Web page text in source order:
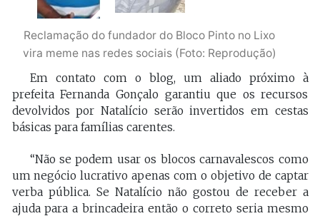
Reclamação do fundador do Bloco Pinto no Lixo
vira meme nas redes sociais (Foto: Reprodução)
Em contato com o blog, um aliado próximo à
prefeita Fernanda Gonçalo garantiu que os recursos
devolvidos por Natalício serão invertidos em cestas
básicas para famílias carentes.
“Não se podem usar os blocos carnavalescos como
um negócio lucrativo apenas com o objetivo de captar
verba pública. Se Natalício não gostou de receber a
ajuda para a brincadeira então o correto seria mesmo